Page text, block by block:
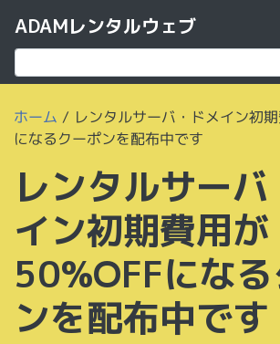
ADAMレンタルウェブ
ホーム / レンタルサーバ・ドメイン初
になるクーポンを配布中です
レンタルサー
イン初期費用が
50%OFFにな
ンを配布中です